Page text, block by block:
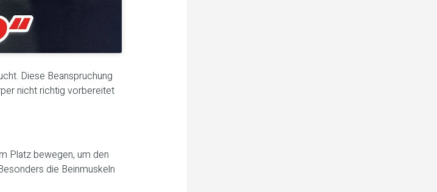
Diese Beanspruchung
nicht richtig vorbereitet
Platz bewegen, um den
die Beinmuskeln